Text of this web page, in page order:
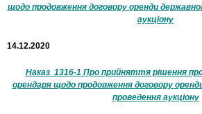
щодо продовження договору оренди
аукціону
14.12.2020
Наказ 1316-1 Про прийняття рішення
орендаря щодо продовження договору
проведення аукціону